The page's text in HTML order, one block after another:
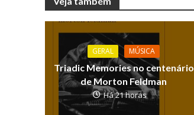
GERAL MÚSICA
Triadic Memories no centenário
de Morton Feldman
Há 21 horas